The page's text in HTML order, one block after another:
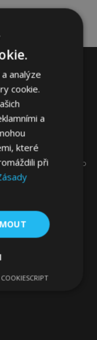
velkoobchodním
v Evropě, jako
deflektory,
rámy, ...
stát naším
analýze
cookie.
a
které
při
Soubory